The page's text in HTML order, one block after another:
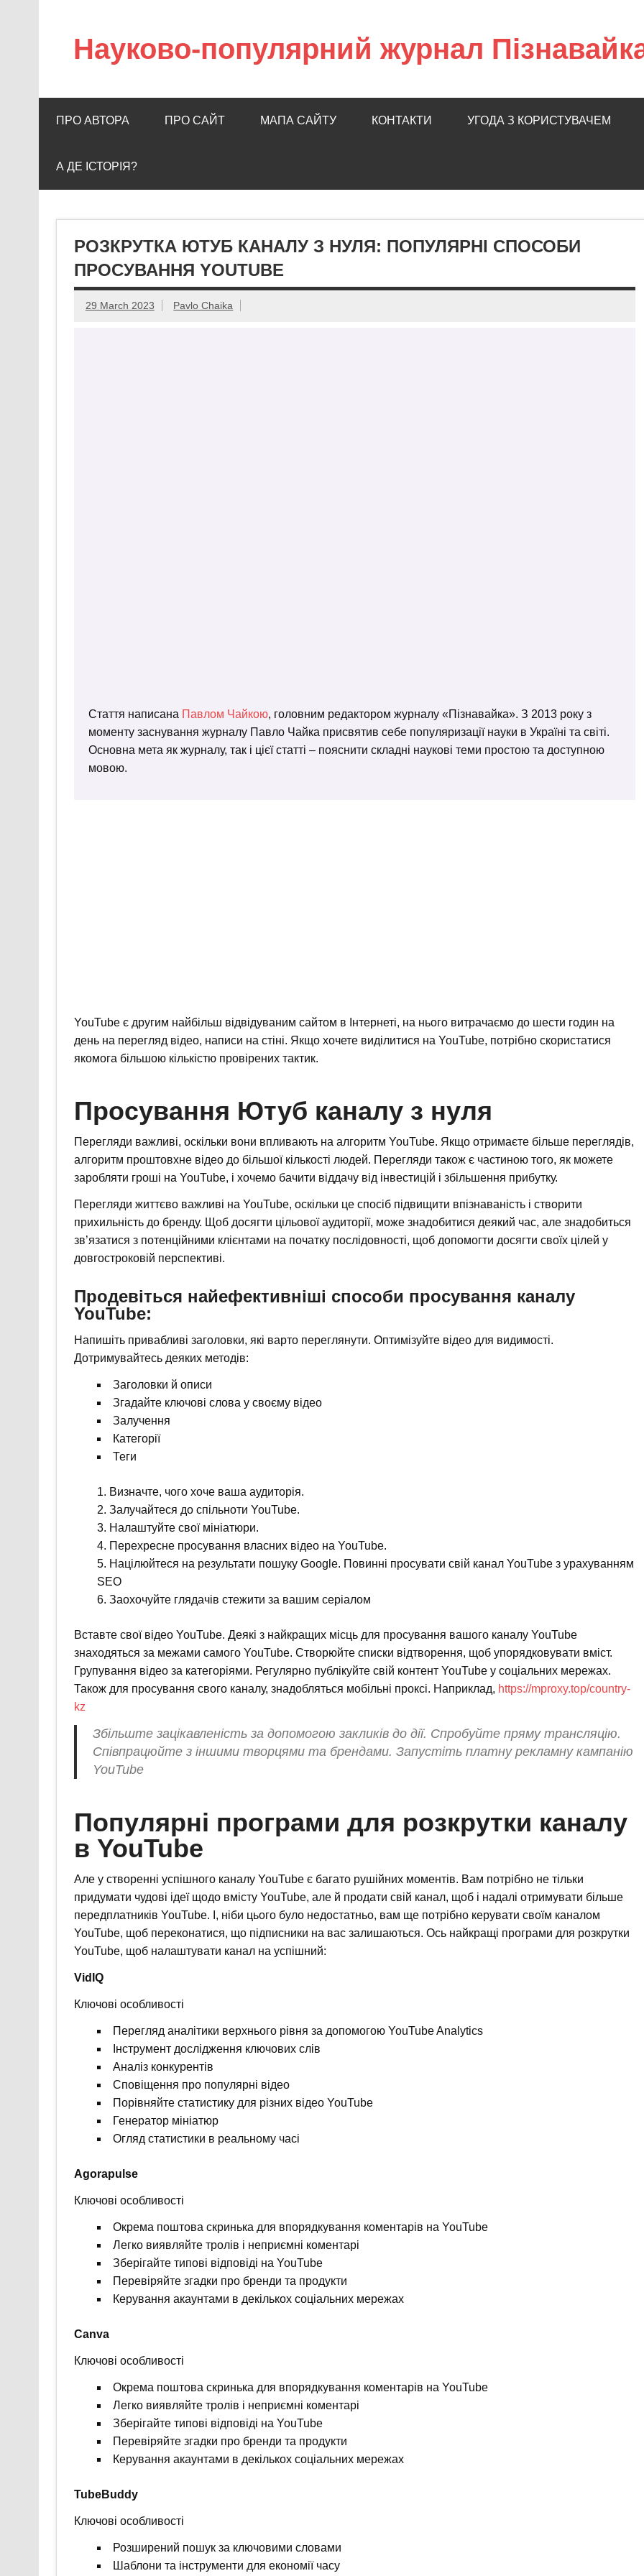
Науково-популярний журнал
ПРО АВТОРА ПРО САЙТ МАПА САЙТУ КОНТАКТИ УГОДА З КОРИСТУВАЧЕМ
А ДЕ ІСТОРІЯ?
РОЗКРУТКА ЮТУБ КАНАЛУ З НУЛЯ: ПОПУЛЯРНІ СПОСОБИ
ПРОСУВАННЯ YOUTUBE
29 March 2023 Pavlo Chaika
Стаття написана Павлом Чайкою, головним редактором журналу «Пізнавайка». З 2013 року з
моменту заснування журналу Павло Чайка присвятив себе популяризації науки в Україні та світі.
Основна мета як журналу, так і цієї статті – пояснити складні наукові теми простою та доступною
мовою.
YouTube є другим найбільш відвідуваним сайтом в Інтернеті, на нього витрачаємо до шести годин на
день на перегляд відео, написи на стіні. Якщо хочете виділитися на YouTube, потрібно скористатися
якомога більшою кількістю провірених тактик.
Просування Ютуб каналу з нуля
Перегляди важливі, оскільки вони впливають на алгоритм YouTube. Якщо отримаєте більше переглядів,
алгоритм проштовхне відео до більшої кількості людей. Перегляди також є частиною того, як можете
заробляти гроші на YouTube, і хочемо бачити віддачу від інвестицій і збільшення прибутку.
Перегляди життєво важливі на YouTube, оскільки це спосіб підвищити впізнаваність і створити
прихильність до бренду. Щоб досягти цільової аудиторії, може знадобитися деякий час, але знадобиться
зв’язатися з потенційними клієнтами на початку послідовності, щоб допомогти досягти своїх цілей у
довгостроковій перспективі.
Продевіться найефективніші способи просування каналу
YouTube:
Напишіть привабливі заголовки, які варто переглянути. Оптимізуйте відео для видимості.
Дотримувайтесь деяких методів:
Заголовки й описи
Згадайте ключові слова у своєму відео
Залучення
Категорії
Теги
Визначте, чого хоче ваша аудиторія.
Залучайтеся до спільноти YouTube.
Налаштуйте свої мініатюри.
Перехресне просування власних відео на YouTube.
Націлюйтеся на результати пошуку Google. Повинні просувати свій канал YouTube з урахуванням
SEO
Заохочуйте глядачів стежити за вашим серіалом
Вставте свої відео YouTube. Деякі з найкращих місць для просування вашого каналу YouTube
знаходяться за межами самого YouTube. Створюйте списки відтворення, щоб упорядковувати вміст.
Групування відео за категоріями. Регулярно публікуйте свій контент YouTube у соціальних мережах.
Також для просування свого каналу, знадобляться мобільні проксі. Наприклад, https://mproxy.top/country-
kz
Збільште зацікавленість за допомогою закликів до дії. Спробуйте пряму трансляцію.
Співпрацюйте з іншими творцями та брендами. Запустіть платну рекламну кампанію
YouTube
Популярні програми для розкрутки каналу
в YouTube
Але у створенні успішного каналу YouTube є багато рушійних моментів. Вам потрібно не тільки
придумати чудові ідеї щодо вмісту YouTube, але й продати свій канал, щоб і надалі отримувати більше
передплатників YouTube. І, ніби цього було недостатньо, вам ще потрібно керувати своїм каналом
YouTube, щоб переконатися, що підписники на вас залишаються. Ось найкращі програми для розкрутки
YouTube, щоб налаштувати канал на успішний:
VidIQ
Ключові особливості
Перегляд аналітики верхнього рівня за допомогою YouTube Analytics
Інструмент дослідження ключових слів
Аналіз конкурентів
Сповіщення про популярні відео
Порівняйте статистику для різних відео YouTube
Генератор мініатюр
Огляд статистики в реальному часі
Agorapulse
Ключові особливості
Окрема поштова скринька для впорядкування коментарів на YouTube
Легко виявляйте тролів і неприємні коментарі
Зберігайте типові відповіді на YouTube
Перевіряйте згадки про бренди та продукти
Керування акаунтами в декількох соціальних мережах
Canva
Ключові особливості
Окрема поштова скринька для впорядкування коментарів на YouTube
Легко виявляйте тролів і неприємні коментарі
Зберігайте типові відповіді на YouTube
Перевіряйте згадки про бренди та продукти
Керування акаунтами в декількох соціальних мережах
TubeBuddy
Ключові особливості
Розширений пошук за ключовими словами
Шаблони та інструменти для економії часу